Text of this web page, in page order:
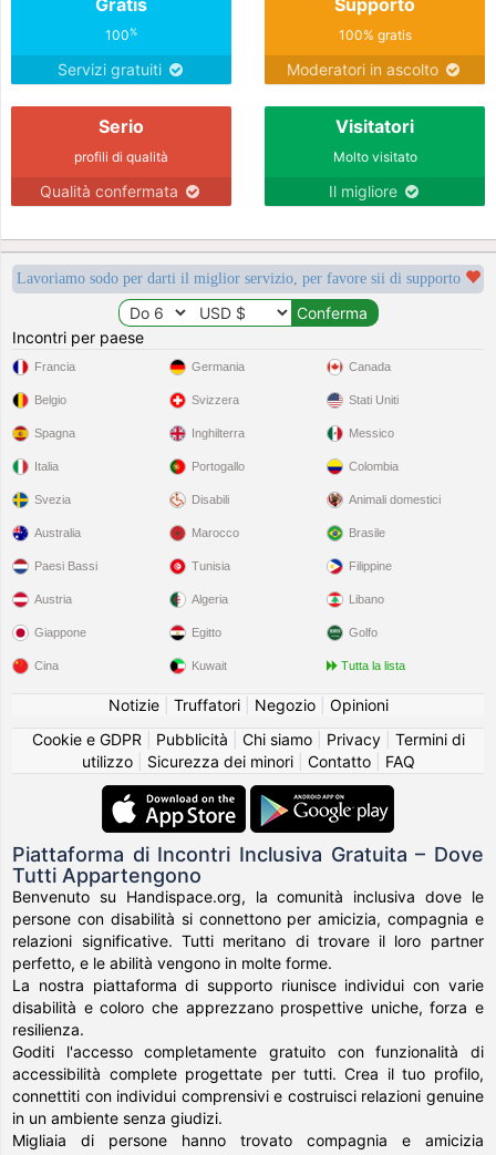
Gratis
100%
Servizi gratuiti
Supporto
100% gratis
Moderatori in ascolto
Serio
profili di qualità
Qualità confermata
Visitatori
Molto visitato
Il migliore
Lavoriamo sodo per darti il miglior servizio, per favore sii di supporto
Incontri per paese
Francia
Belgio
Spagna
Italia
Svezia
Germania
Svizzera
Inghilterra
Portogallo
Disabili
Canada
Stati Uniti
Messico
Colombia
Animali domestici
Australia
Paesi Bassi
Austria
Giappone
Cina
Marocco
Tunisia
Algeria
Egitto
Kuwait
Brasile
Filippine
Libano
Golfo
Tutta la lista
Notizie| Truffatori| Negozio| Opinioni
Cookie e GDPR
Pubblicità Chi siamo| Privacy| Termini di
utilizzo| Sicurezza dei minori| Contatto| FAQ
Piattaforma di Incontri Inclusiva Gratuita – Dove
Tutti Appartengono
Benvenuto su Handispace.org, la comunità inclusiva dove le
persone con disabilità si connettono per amicizia, compagnia e
relazioni significative. Tutti meritano di trovare il loro partner
perfetto, e le abilità vengono in molte forme.
La nostra piattaforma di supporto riunisce individui con varie
disabilità e coloro che apprezzano prospettive uniche, forza e
resilienza.
Goditi l'accesso completamente gratuito con funzionalità di
accessibilità complete progettate per tutti. Crea il tuo profilo,
connettiti con individui comprensivi e costruisci relazioni genuine
in un ambiente senza giudizi.
Migliaia di persone hanno trovato compagnia e amicizia